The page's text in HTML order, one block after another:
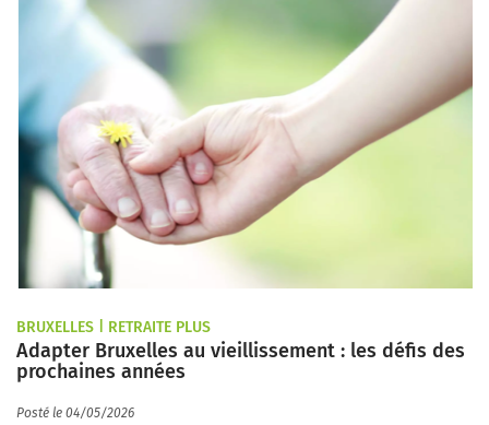
BRUXELLES | RETRAITE PLUS
Adapter Bruxelles au vieillissement : les défis des
prochaines années
Posté le 04/05/2026